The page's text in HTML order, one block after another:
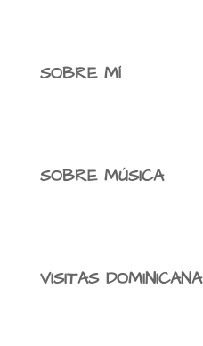
SOBRE MÍ
SOBRE MÚSICA
VISITAS DOMINICANA